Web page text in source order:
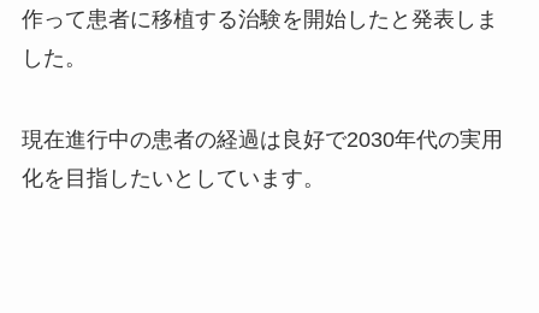
作って患者に移植する治験を開始したと発表しま
した。
現在進行中の患者の経過は良好で2030年代の実用
化を目指したいとしています。